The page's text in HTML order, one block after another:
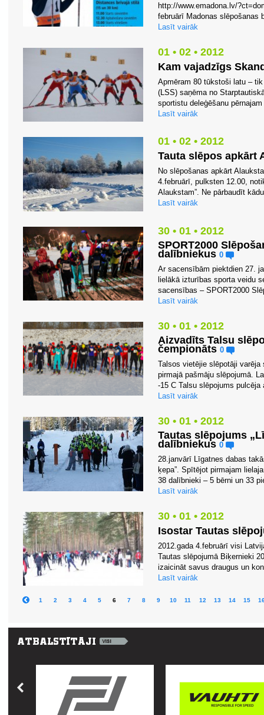
http://www.emadona.lv/
februārī Madonas slēpošanas
Lasīt vairāk
01 • 02 • 2012
Kam vajadzīgs
Apmēram 80 tūkstoši latu –
(LSS) saņēma no
sportistu deleģēšanu
Lasīt vairāk
01 • 02 • 2012
Tauta slēpos apkārt
No slēpošanas apkārt
4.februārī, pulksten 12.00,
Alaukstam”. Ne pārbaudīt
Lasīt vairāk
30 • 01 • 2012
SPORT2000
dalībniekus 0
Ar sacensībām piektdien 27.
lielākā izturības sporta veidu
sacensības – SPORT2000
Lasīt vairāk
30 • 01 • 2012
Aizvadīts Talsu
čempionāts 0
Talsos vietējie slēpotāji
pirmajā pašmāju slēpojumā.
-15 C Talsu slēpojums
Lasīt vairāk
30 • 01 • 2012
Tautas slēpojums
dalībniekus 0
28.janvārī Līgatnes dabas
ķepa”. Spītējot pirmajam
38 dalībnieki – 5 bērni un 33
Lasīt vairāk
30 • 01 • 2012
Isostar Tautas
2012.gada 4.februārī visi
Tautas slēpojumā Biķernieki
izaicināt savus draugus un
Lasīt vairāk
1 2 3 4 5 6 7 8 9 10 11 12 13 14 15